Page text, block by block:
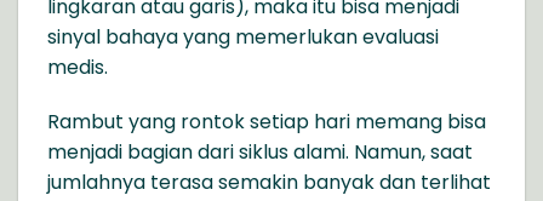
lingkaran atau garis), maka itu bisa menjadi
sinyal bahaya yang memerlukan evaluasi
medis.
Rambut yang rontok setiap hari memang bisa
menjadi bagian dari siklus alami. Namun, saat
jumlahnya terasa semakin banyak dan terlihat